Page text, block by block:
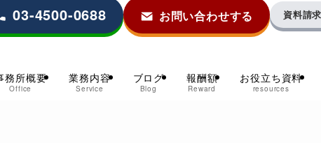
務所概要
Office
業務内容
Service
ブログ
Blog
報酬額
Reward
お役立ち資料
resources
03-4500-0688 お問い合わせする 資料請